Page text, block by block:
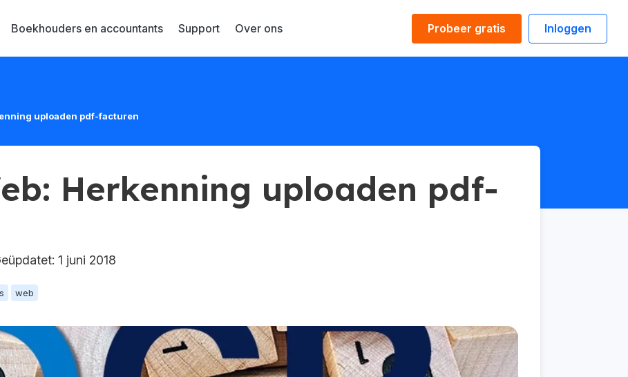
Probeer gratis Inloggen
Boekhouders en accountants Support Over ons
uploaden pdf-facturen
Herkenning uploaden pdf-
1 juni 2018
web